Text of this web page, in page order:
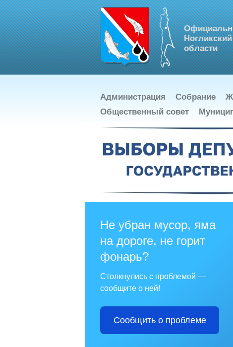
области
Администрация Собрание
Общественный совет
Не убран мусор, яма
на дороге, не горит
фонарь?
Столкнулись с проблемой —
сообщите о ней!
Сообщить о проблеме